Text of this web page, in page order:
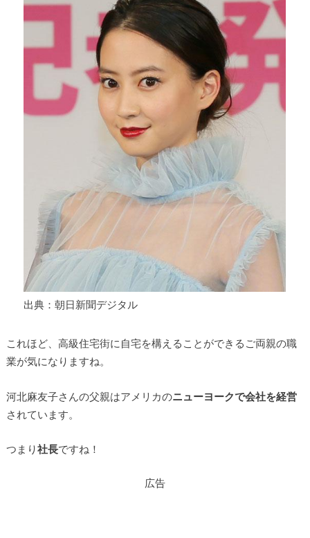
出典：朝日新聞デジタル
これほど、高級住宅街に自宅を構えることができるご両親の職
業が気になりますね。
河北麻友子さんの父親はアメリカのニューヨークで会社を経営
されています。
つまり社長ですね！
広告